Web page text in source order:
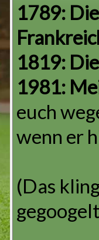
1789:
1819:
1981:
euch
wenn er
(Das